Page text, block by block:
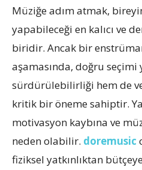
Müziğe adım atmak,
yapabileceği en kalıcı ve
biridir. Ancak bir
aşamasında, doğru
sürdürülebilirliği hem de
kritik bir öneme sahiptir.
motivasyon kaybına ve
neden olabilir. doremusic
fiziksel yatkınlıktan